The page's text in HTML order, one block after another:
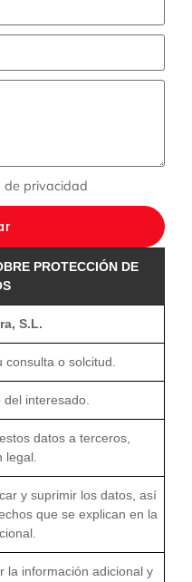
de privacidad
PROTECCIÓN DE
S.L.
consulta o solcitud.
del interesado.
datos a terceros,
legal.
y suprimir los datos, así
que se explican en la
la información adicional y